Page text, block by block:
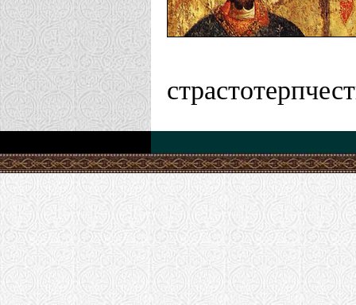
Корсунская
Храм
Гран-
Курская
Храм
Липецкая